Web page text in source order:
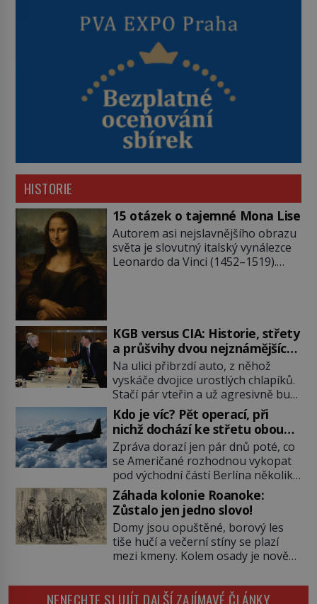
HISTORIE
15 otázek o tajemné Mona Lise
Autorem asi nejslavnějšího obrazu
světa je slovutný italský vynálezce
Leonardo da Vinci (1452–1519).
pověsil Napoleon? Samotný císař
Napoleon Bonaparte (1769–1821)
má pro malbu slabost, a tak si ji
ještě jako první konzul přemístí do
své ložnice v Tuilerisjkém […]
KGB versus CIA: Historie, střety
a průšvihy dvou nejznámějších
tajných služeb historie
Na ulici přibrzdí auto, z něhož
vyskáče dvojice urostlých chlapíků.
Stačí pár vteřin a už agresivně buší
na dveře. O další okamžik později
vlečou nebožáka do auta, a pak už
ho nikdy nikdo nespatří. Dostal se
totiž do rukou všemocné KGB. Jako
sourozenci, kteří si nemohou přijít
na jméno. Neustále se předhání v
plánování sabotáží, […]
Kdo je víc? Pět operací, při
nichž dochází ke střetu obou
tajných služeb
Zpráva dorazí jen pár dnů poté, co
se Američané rozhodnou vykopat
pod východní částí Berlína několik
stovek metrů dlouhý tunel. Sověti
na sobě nenechají nic znát a
nechají nepřítele, aby si myslel, že
je přechytračil. Cennou informaci
jim dodá jeden z agentů. Oba
tábory jsou zvyklé působit v pozadí
Záhada kolonie Roanoke:
Zůstalo jen jedno slovo!
Domy jsou opuštěné, borový les
tiše hučí a večerní stíny se plazí
mezi kmeny. Kolem osady je nově
nejspíš nedokáže osadníky
zachránit. Muži, ženy, děti – všichni
NENECHTE SI UJÍT DALŠÍ ZAJÍMAVÉ ČLÁNKY